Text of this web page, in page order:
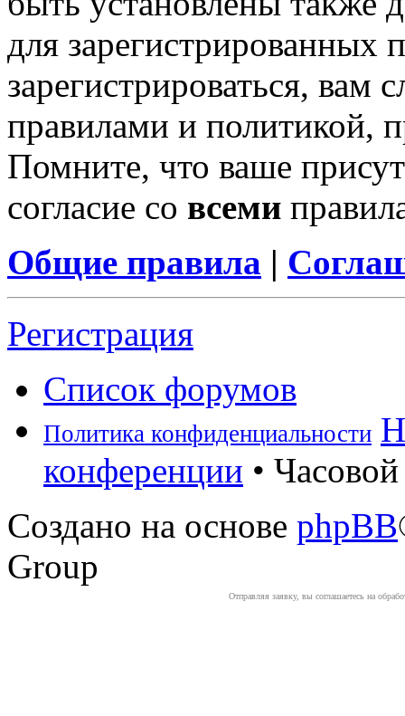
для зарегистрированных
зарегистрироваться, вам
правилами и политикой,
Помните, что ваше
согласие со всеми
Общие правила |
Регистрация
Список форумов
Политика конфиденциальности
конференции •
Создано на основе phpBB
Group
Отправляя заявку, вы соглашаетесь на